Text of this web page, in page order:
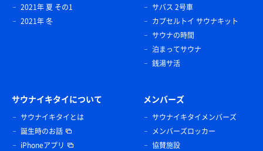
2021年 夏 その1
2021年 冬
サバス 2号車
カプセルトイ サウナキット
サウナの時間
泊まってサウナ
銭湯サ活
サウナイキタイについて
サウナイキタイとは
誕生時のお話
iPhoneアプリ
メンバーズ
サウナイキタイメンバーズ
メンバーズロッカー
協賛施設